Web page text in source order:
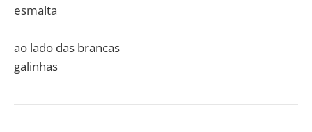
esmalta
ao lado das brancas
galinhas